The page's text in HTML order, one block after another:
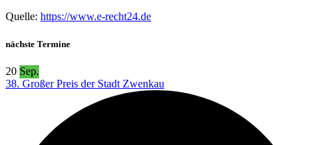
Quelle: https://www.e-recht24.de
nächste Termine
20 Sep.
38. Großer Preis der Stadt Zwenkau